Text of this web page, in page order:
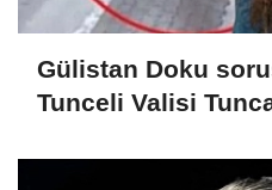
Gülistan Doku
Tunceli Valisi